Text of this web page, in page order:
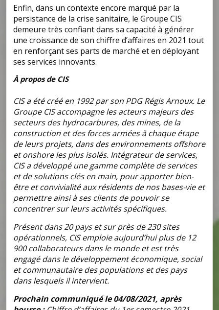
Enfin, dans un contexte encore marqué par la
persistance de la crise sanitaire, le Groupe CIS
demeure très confiant dans sa capacité à générer
une croissance de son chiffre d’affaires en 2021 tout
en renforçant ses parts de marché et en déployant
ses services innovants.
À propos de CIS
CIS a été créé en 1992 par son PDG Régis Arnoux. Le
Groupe CIS accompagne les acteurs majeurs des
secteurs des hydrocarbures, des mines, de la
construction et des forces armées à chaque étape
de leurs projets, dans des environnements offshore
et onshore les plus isolés. Intégrateur de services,
CIS a développé une gamme complète de services
et de solutions clés en main, pour apporter bien-
être et convivialité aux résidents de nos bases-vie et
permettre ainsi à ses clients de pouvoir se
concentrer sur leurs activités spécifiques.
Présent dans 20 pays et sur près de 230 sites
opérationnels, CIS emploie aujourd’hui plus de 12
900 collaborateurs dans le monde et est très
engagé dans le développement économique, social
et communautaire des populations et des pays
dans lesquels il intervient.
Prochain communiqué le 04/08/2021, après